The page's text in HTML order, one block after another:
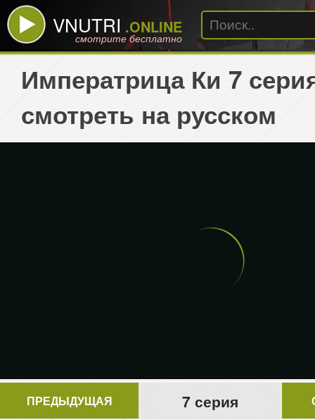
VNUTRI .ONLINE
смотрите бесплатно
Императрица Ки 7
смотреть на русском
ПРЕДЫДУЩАЯ 7 серия